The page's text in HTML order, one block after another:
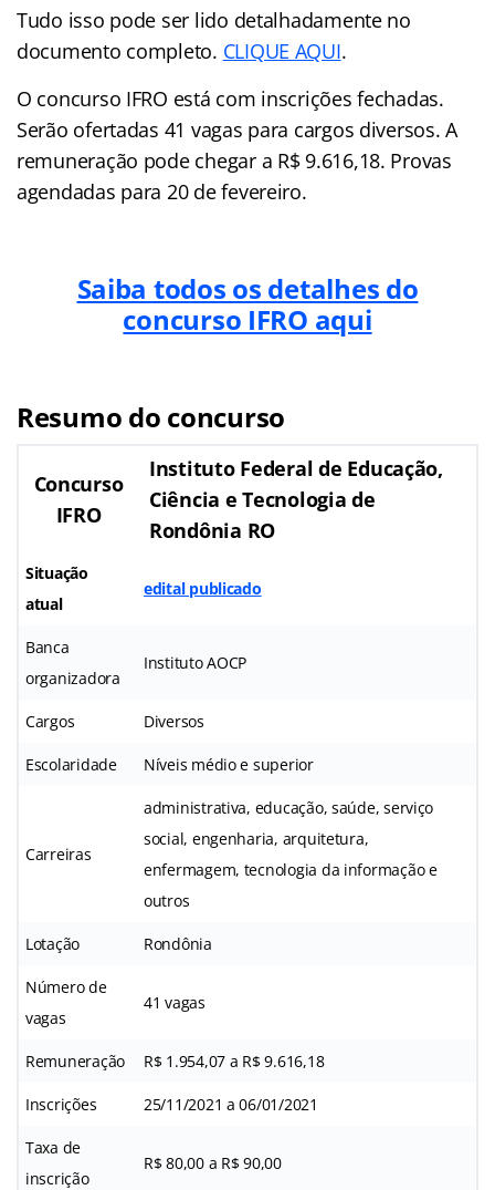
Tudo isso pode ser lido detalhadamente no
documento completo. CLIQUE AQUI.
O concurso IFRO está com inscrições fechadas.
Serão ofertadas 41 vagas para cargos diversos. A
remuneração pode chegar a R$ 9.616,18. Provas
agendadas para 20 de fevereiro.
Saiba todos os detalhes do
concurso IFRO aqui
Resumo do concurso
Concurso
IFRO
Instituto Federal de Educação,
Ciência e Tecnologia de
Rondônia RO
Situação
atual
edital publicado
Banca
organizadora
Instituto AOCP
Cargos Diversos
Escolaridade Níveis médio e superior
Carreiras
administrativa, educação, saúde, serviço
social, engenharia, arquitetura,
enfermagem, tecnologia da informação e
outros
Lotação Rondônia
Número de
vagas
41 vagas
Remuneração R$ 1.954,07 a R$ 9.616,18
Inscrições 25/11/2021 a 06/01/2021
Taxa de
inscrição
R$ 80,00 a R$ 90,00